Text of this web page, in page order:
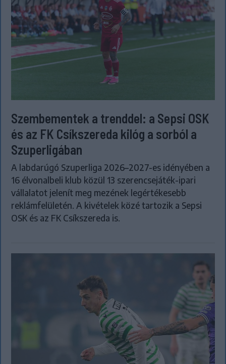
Szembementek a trenddel: a Sepsi OSK
és az FK Csíkszereda kilóg a sorból a
Szuperligában
A labdarúgó Szuperliga 2026–2027-es idényében a
16 élvonalbeli klub közül 13 szerencsejáték-ipari
vállalatot jelenít meg mezének legértékesebb
reklámfelületén. A kivételek közé tartozik a Sepsi
OSK és az FK Csíkszereda is.